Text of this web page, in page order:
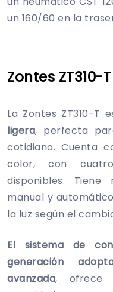
un 160/60 en la
Zontes ZT310-T
La Zontes ZT310-T
ligera, perfecta
cotidiano. Cuenta
color, con
disponibles. Tiene
manual y
la luz según el
El sistema de
generación
avanzada, ofrece